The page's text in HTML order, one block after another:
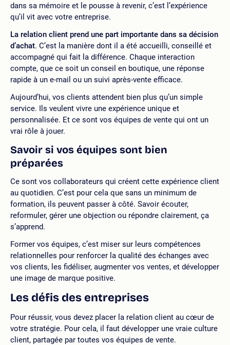
dans sa mémoire et le pousse à revenir, c’est l’expérience
qu’il vit avec votre entreprise.
La relation client prend une part importante dans sa décision
d’achat. C’est la manière dont il a été accueilli, conseillé et
accompagné qui fait la différence. Chaque interaction
compte, que ce soit un conseil en boutique, une réponse
rapide à un e-mail ou un suivi après-vente efficace.
Aujourd’hui, vos clients attendent bien plus qu’un simple
service. Ils veulent vivre une expérience unique et
personnalisée. Et ce sont vos équipes de vente qui ont un
vrai rôle à jouer.
Savoir si vos équipes sont bien
préparées
Ce sont vos collaborateurs qui créent cette expérience client
au quotidien. C’est pour cela que sans un minimum de
formation, ils peuvent passer à côté. Savoir écouter,
reformuler, gérer une objection ou répondre clairement, ça
s’apprend.
Former vos équipes, c’est miser sur leurs compétences
relationnelles pour renforcer la qualité des échanges avec
vos clients, les fidéliser, augmenter vos ventes, et développer
une image de marque positive.
Les défis des entreprises
Pour réussir, vous devez placer la relation client au cœur de
votre stratégie. Pour cela, il faut développer une vraie culture
client, partagée par toutes vos équipes de vente.